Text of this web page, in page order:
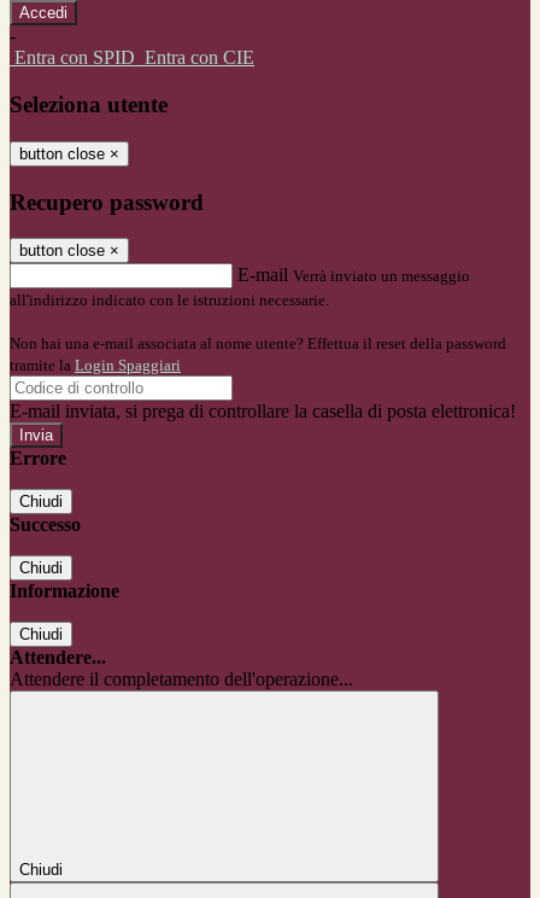
-
Entra con SPID Entra con CIE
Seleziona utente
button close ×
Recupero password
button close ×
E-mail Verrà inviato un messaggio
all'indirizzo indicato con le istruzioni necessarie.
Non hai una e-mail associata al nome utente? Effettua il reset della password
tramite la Login Spaggiari
E-mail inviata, si prega di controllare la casella di posta elettronica!
Errore
Chiudi
Successo
Chiudi
Informazione
Chiudi
Attendere...
Attendere il completamento dell'operazione...
Chiudi